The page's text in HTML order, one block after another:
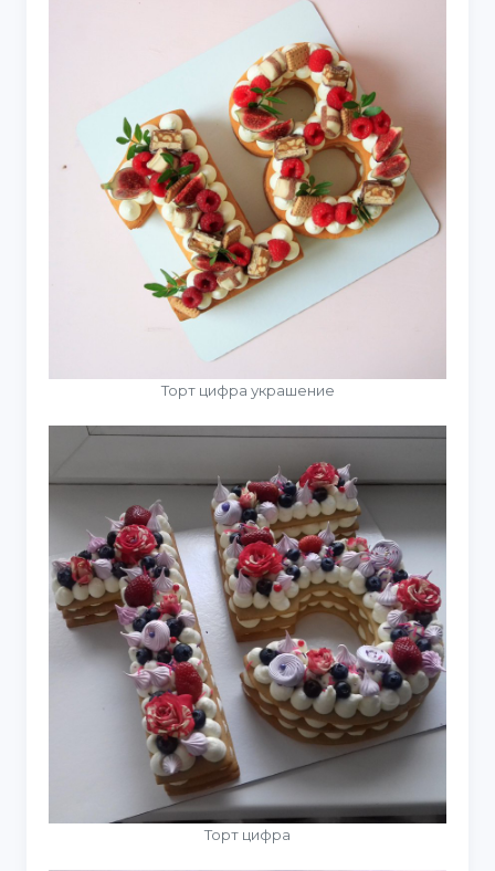
Торт цифра украшение
Торт цифра